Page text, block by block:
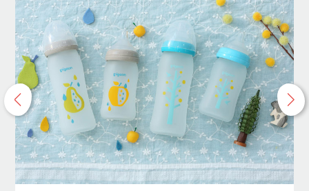
p
r
e
v
n
e
x
t